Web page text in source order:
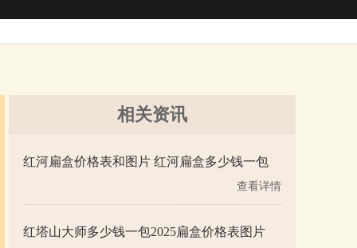
相关资讯
红河扁盒价格表和图片 红河扁盒多少钱一包
查看详情
红塔山大师多少钱一包2025扁盒价格表图片